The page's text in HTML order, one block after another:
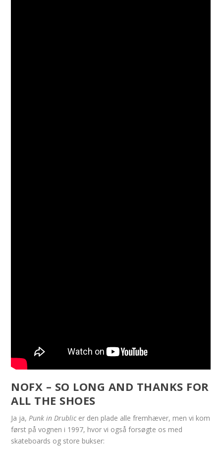
NOFX – SO LONG AND THANKS FOR
ALL THE SHOES
Ja ja,Punk in Drublicer den plade alle fremhæver, men vi kom
først på vognen i 1997, hvor vi også forsøgte os med
skateboards og store bukser: